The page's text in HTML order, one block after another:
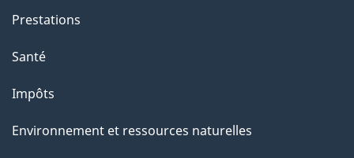
Prestations
Santé
Impôts
Environnement et ressources naturelles